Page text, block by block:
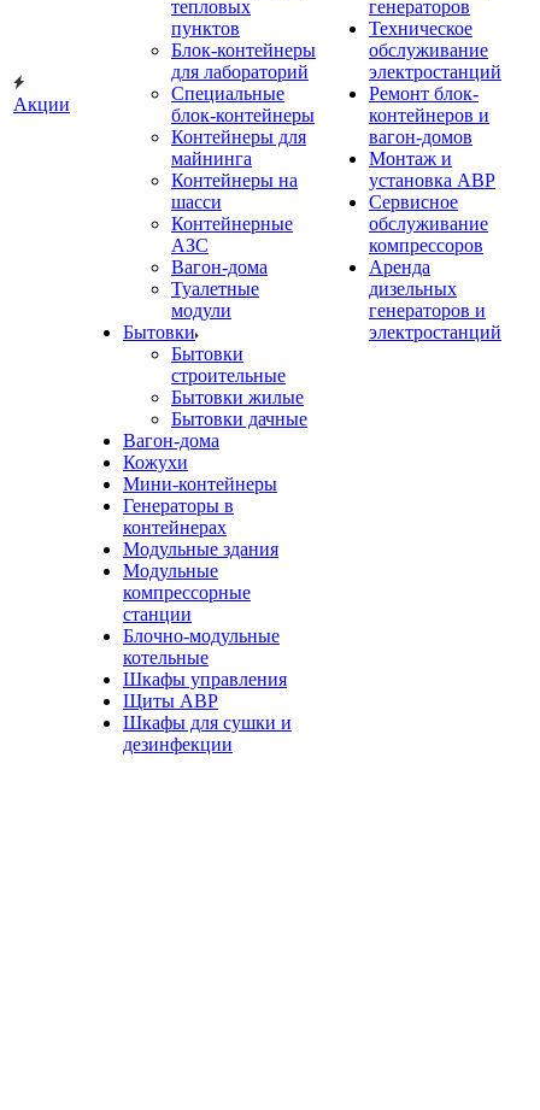
Акции
тепловых
пунктов
Блок-контейнеры
для лабораторий
Специальные
блок-контейнеры
Контейнеры для
майнинга
Контейнеры на
шасси
Контейнерные
АЗС
Вагон-дома
Туалетные
модули
Бытовки
Бытовки
строительные
Бытовки жилые
Бытовки дачные
Вагон-дома
Кожухи
Мини-контейнеры
Генераторы в
контейнерах
Модульные здания
Модульные
компрессорные
станции
Блочно-модульные
котельные
Шкафы управления
Щиты АВР
Шкафы для сушки и
дезинфекции
генераторов
Техническое
обслуживание
электростанций
Ремонт блок-
контейнеров и
вагон-домов
Монтаж и
установка АВР
Сервисное
обслуживание
компрессоров
Аренда
дизельных
генераторов и
электростанций